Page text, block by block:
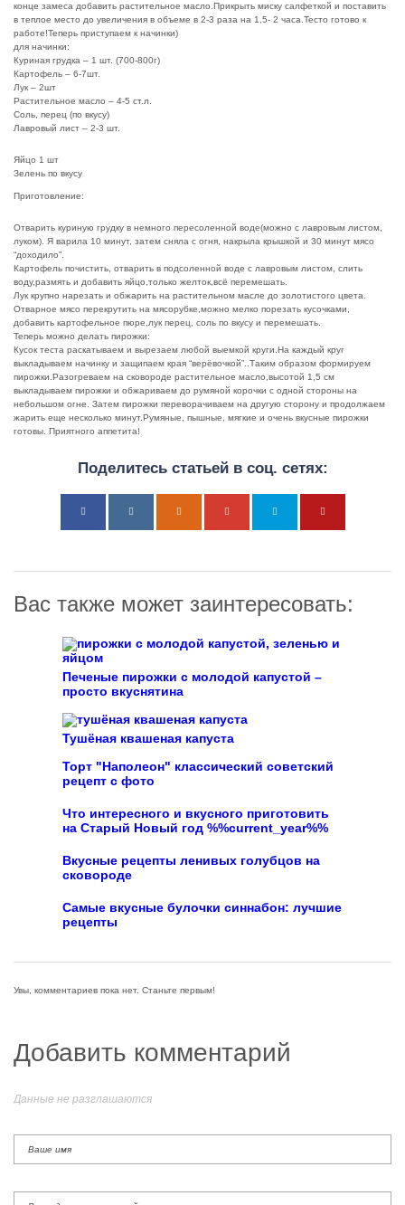
конце замеса добавить растительное масло.Прикрыть миску салфеткой и поставить
в теплое место до увеличения в объеме в 2-3 раза на 1,5- 2 часа.Тесто готово к
работе!Теперь приступаем к начинки)
для начинки:
Куриная грудка – 1 шт. (700-800г)
Картофель – 6-7шт.
Лук – 2шт
Растительное масло – 4-5 ст.л.
Соль, перец (по вкусу)
Лавровый лист – 2-3 шт.
Яйцо 1 шт
Зелень по вкусу
Приготовление:
Отварить куриную грудку в немного пересоленной воде(можно с лавровым листом,
луком). Я варила 10 минут, затем сняла с огня, накрыла крышкой и 30 минут мясо
“доходило”.
Картофель почистить, отварить в подсоленной воде с лавровым листом, слить
воду,размять и добавить яйцо,только желток,всё перемешать.
Лук крупно нарезать и обжарить на растительном масле до золотистого цвета.
Отварное мясо перекрутить на мясорубке,можно мелко порезать кусочками,
добавить картофельное пюре,лук перец, соль по вкусу и перемешать.
Теперь можно делать пирожки:
Кусок теста раскатываем и вырезаем любой выемкой круги.На каждый круг
выкладываем начинку и защипаем края “верёвочкой”..Таким образом формируем
пирожки.Разогреваем на сковороде растительное масло,высотой 1,5 см
выкладываем пирожки и обжариваем до румяной корочки с одной стороны на
небольшом огне. Затем пирожки переворачиваем на другую сторону и продолжаем
жарить еще несколько минут.Румяные, пышные, мягкие и очень вкусные пирожки
готовы. Приятного аппетита!
Поделитесь статьей в соц. сетях:
Вас также может заинтересовать:
Печеные пирожки с молодой капустой –
просто вкуснятина
Тушёная квашеная капуста
Торт "Наполеон" классический советский
рецепт с фото
Что интересного и вкусного приготовить
на Старый Новый год %%current_year%%
Вкусные рецепты ленивых голубцов на
сковороде
Самые вкусные булочки синнабон: лучшие
рецепты
Увы, комментариев пока нет. Станьте первым!
Добавить комментарий
Данные не разглашаются